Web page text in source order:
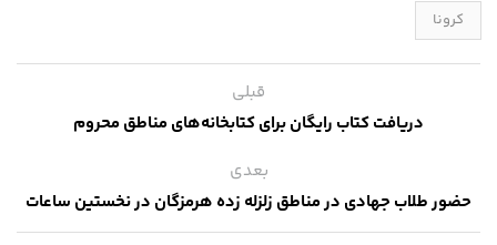
کرونا
قبلی
دریافت کتاب رایگان برای کتابخانه‌های مناطق محروم
بعدی
حضور طلاب جهادی در مناطق زلزله زده هرمزگان در نخستین ساعات